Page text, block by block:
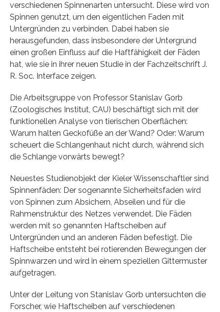
verschiedenen Spinnenarten untersucht. Diese wird von
Spinnen genutzt, um den eigentlichen Faden mit
Untergründen zu verbinden. Dabei haben sie
herausgefunden, dass insbesondere der Untergrund
einen großen Einfluss auf die Haftfähigkeit der Fäden
hat, wie sie in ihrer neuen Studie in der Fachzeitschrift J.
R. Soc. Interface zeigen.
Die Arbeitsgruppe von Professor Stanislav Gorb
(Zoologisches Institut, CAU) beschäftigt sich mit der
funktionellen Analyse von tierischen Oberflächen:
Warum halten Geckofüße an der Wand? Oder: Warum
scheuert die Schlangenhaut nicht durch, während sich
die Schlange vorwärts bewegt?
Neuestes Studienobjekt der Kieler Wissenschaftler sind
Spinnenfäden: Der sogenannte Sicherheitsfaden wird
von Spinnen zum Absichern, Abseilen und für die
Rahmenstruktur des Netzes verwendet. Die Fäden
werden mit so genannten Haftscheiben auf
Untergründen und an anderen Fäden befestigt. Die
Haftscheibe entsteht bei rotierenden Bewegungen der
Spinnwarzen und wird in einem speziellen Gittermuster
aufgetragen.
Unter der Leitung von Stanislav Gorb untersuchten die
Forscher, wie Haftscheiben auf verschiedenen